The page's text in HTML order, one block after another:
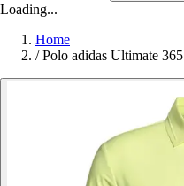
Loading...
Home
/ Polo adidas Ultimate 365